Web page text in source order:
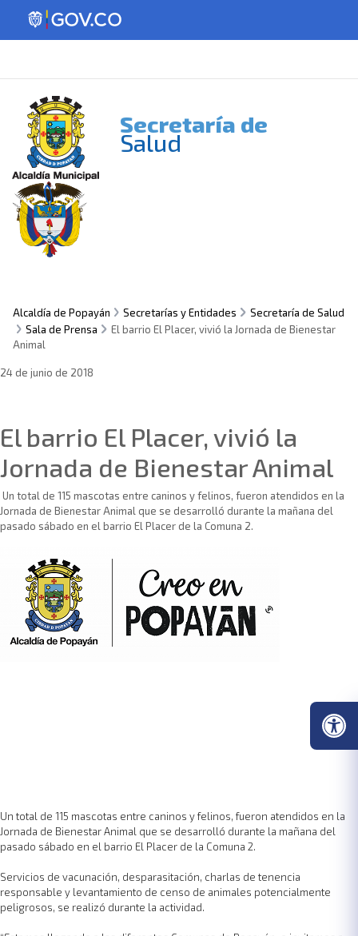
Secretaría de
Salud
Alcaldía de Popayán Secretarías y Entidades
Secretaría de Salud
Sala de Prensa
El barrio El Placer, vivió la Jornada de Bienestar
Animal
24 de junio de 2018
El barrio El Placer, vivió la
Jornada de Bienestar Animal
Un total de 115 mascotas entre caninos y felinos, fueron atendidos en la
Jornada de Bienestar Animal que se desarrolló durante la mañana del
pasado sábado en el barrio El Placer de la Comuna 2.
Un total de 115 mascotas entre caninos y felinos, fueron atendidos en la
Jornada de Bienestar Animal que se desarrolló durante la mañana del
pasado sábado en el barrio El Placer de la Comuna 2.
Servicios de vacunación, desparasitación, charlas de tenencia
responsable y levantamiento de censo de animales potencialmente
peligrosos, se realizó durante la actividad.